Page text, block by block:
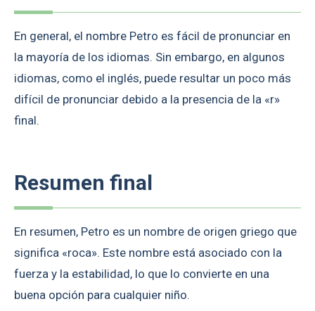
En general, el nombre Petro es fácil de pronunciar en
la mayoría de los idiomas. Sin embargo, en algunos
idiomas, como el inglés, puede resultar un poco más
difícil de pronunciar debido a la presencia de la «r»
final.
Resumen final
En resumen, Petro es un nombre de origen griego que
significa «roca». Este nombre está asociado con la
fuerza y la estabilidad, lo que lo convierte en una
buena opción para cualquier niño.